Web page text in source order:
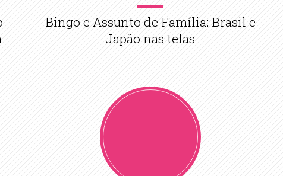
Bingo e Assunto de Família: Brasil e
Japão nas telas